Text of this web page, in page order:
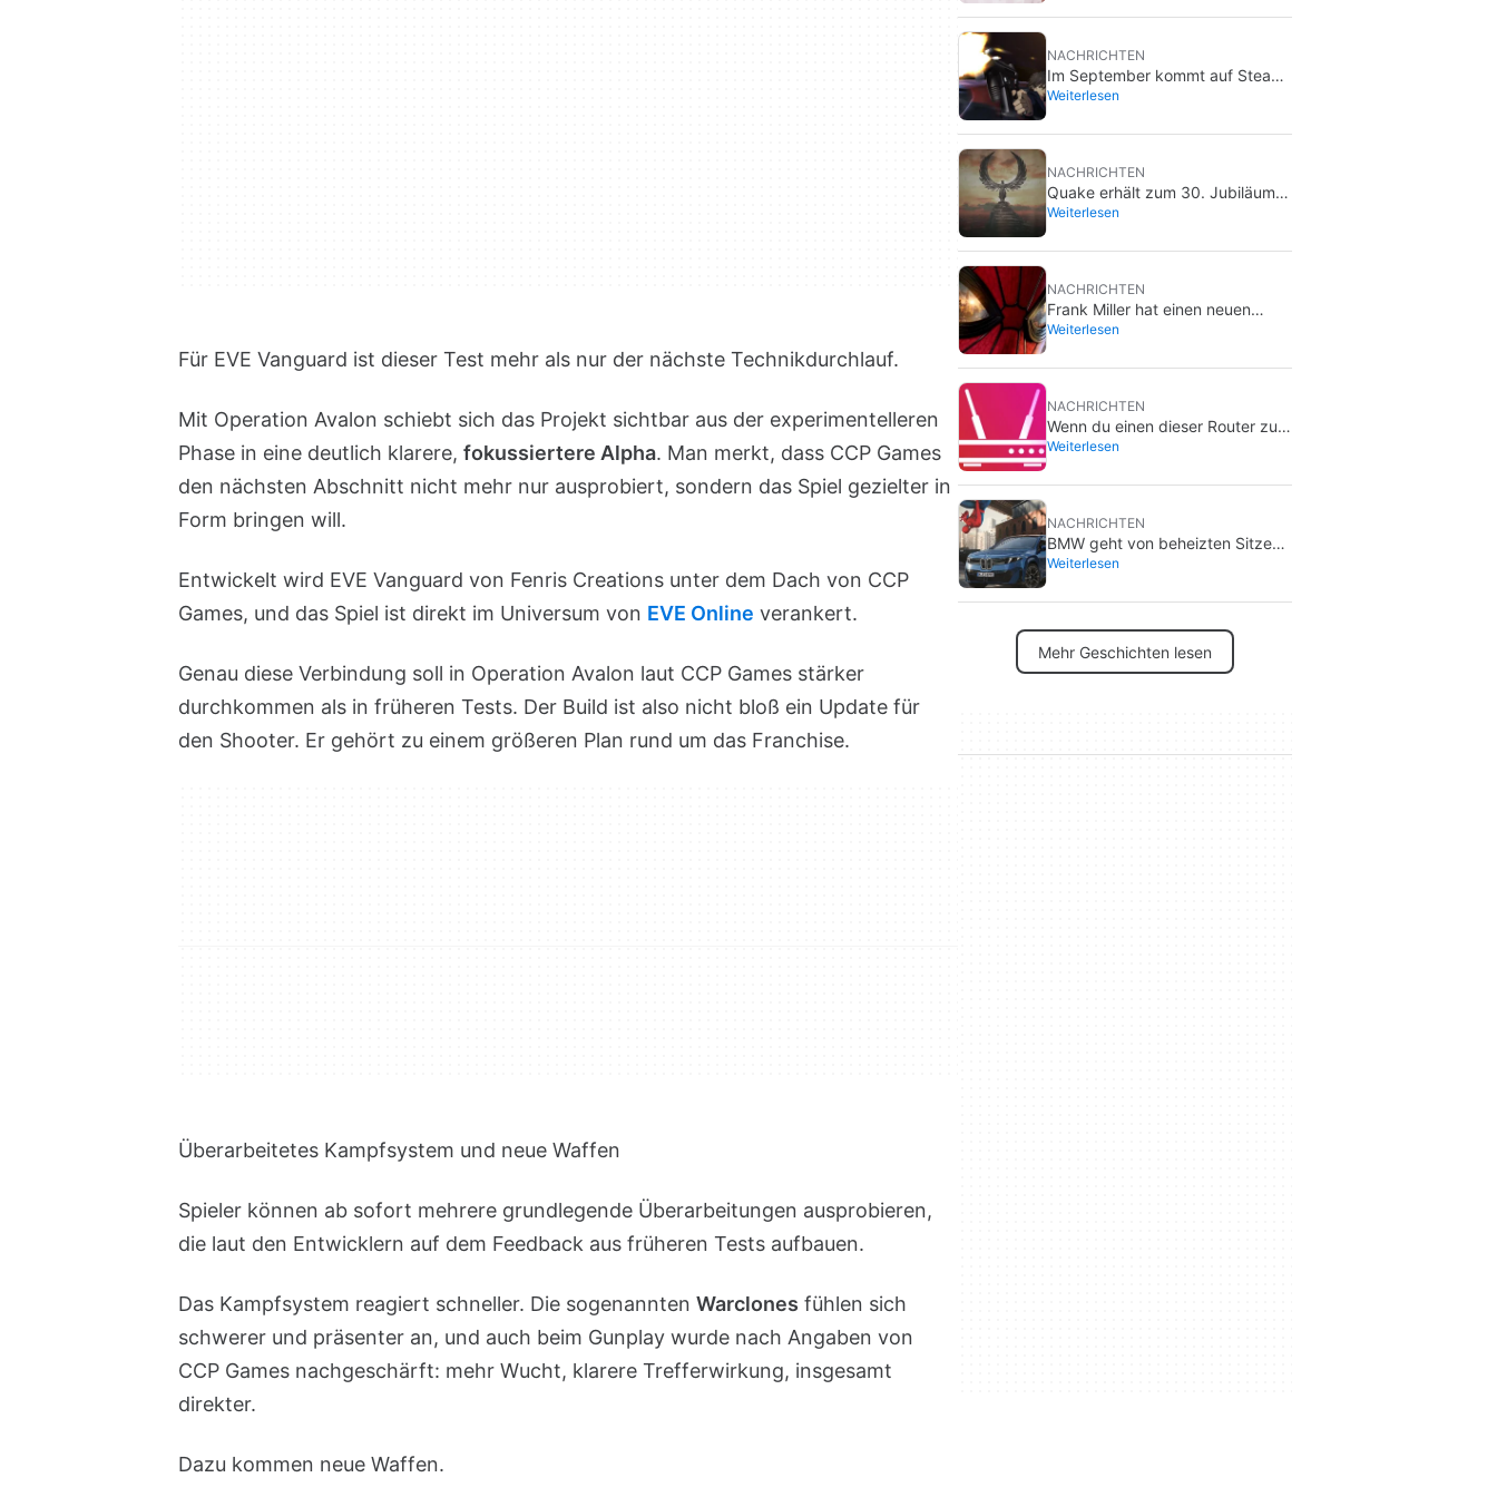
Für EVE Vanguard ist dieser Test mehr als nur der nächste Technikdurchlauf.
Mit Operation Avalon schiebt sich das Projekt sichtbar aus der experimentelleren
Phase in eine deutlich klarere, fokussiertere Alpha. Man merkt, dass CCP Games
den nächsten Abschnitt nicht mehr nur ausprobiert, sondern das Spiel gezielter in
Form bringen will.
Entwickelt wird EVE Vanguard von Fenris Creations unter dem Dach von CCP
Games, und das Spiel ist direkt im Universum von EVE Online verankert.
Genau diese Verbindung soll in Operation Avalon laut CCP Games stärker
durchkommen als in früheren Tests. Der Build ist also nicht bloß ein Update für
den Shooter. Er gehört zu einem größeren Plan rund um das Franchise.
Überarbeitetes Kampfsystem und neue Waffen
Spieler können ab sofort mehrere grundlegende Überarbeitungen ausprobieren,
die laut den Entwicklern auf dem Feedback aus früheren Tests aufbauen.
Das Kampfsystem reagiert schneller. Die sogenannten Warclones fühlen sich
schwerer und präsenter an, und auch beim Gunplay wurde nach Angaben von
CCP Games nachgeschärft: mehr Wucht, klarere Trefferwirkung, insgesamt
direkter.
Dazu kommen neue Waffen.
sie umbringen wird
NACHRICHTEN
Im September kommt auf Steam
ein klassisches Videospiel, das
konntest
Weiterlesen
NACHRICHTEN
Quake erhält zum 30. Jubiläum
eine neue Erweiterung
Weiterlesen
NACHRICHTEN
Frank Miller hat einen neuen
Lieblings-Spider-Man, und es ist
Weiterlesen
NACHRICHTEN
Wenn du einen dieser Router zu
Hause hast, trennst du ihn am
Weiterlesen
NACHRICHTEN
BMW geht von beheizten Sitzen
zu Werbung auf seinen
Spider-Man los?
Weiterlesen
Mehr Geschichten lesen